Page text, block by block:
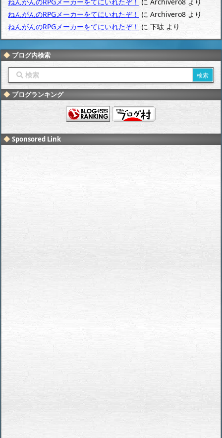
ねんがんのRPGメーカーをてにいれたぞ！ に Archivero8 より
ねんがんのRPGメーカーをてにいれたぞ！ に Archivero8より
ねんがんのRPGメーカーをてにいれたぞ！ に下駄より
ブログ内検索
ブログランキング
Sponsored Link